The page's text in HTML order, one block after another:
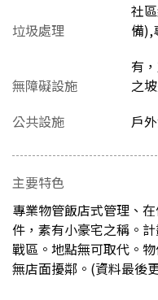
垃圾處理
社
備),
無障礙設施
有
之
公共設施
戶
主要特色
專業物管飯店式管理、
件，素有小豪宅之稱。
戰區。地點無可取代。
無店面擾鄰。(資料最後